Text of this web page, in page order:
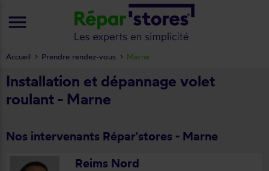
Installation et dépannage volet
roulant - Marne
Nos intervenants Répar'stores - Marne
Reims Nord
Accueil Prendre rendez-vous Marne
menu